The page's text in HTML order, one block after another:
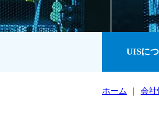
UISに
ホーム 会社